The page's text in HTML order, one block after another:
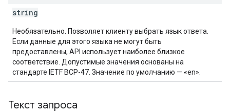
string
Необязательно. Позволяет клиенту выбрать язык ответа.
Если данные для этого языка не могут быть
предоставлены, API использует наиболее близкое
соответствие. Допустимые значения основаны на
стандарте IETF BCP-47. Значение по умолчанию — «en».
Текст запроса